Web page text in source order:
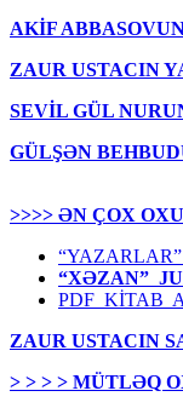
AKİF
ZAUR USTACIN
SEVİL GÜL
GÜLŞƏN
>>>> ƏN ÇOX
“XƏZAN”
PDF KİTAB
ZAUR USTACIN
> > > > MÜTLƏQ